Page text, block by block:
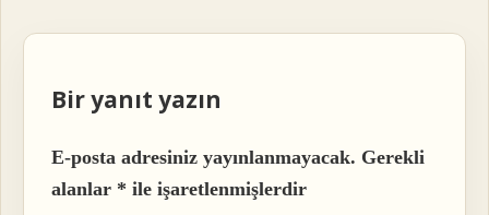
Bir yanıt yazın
E-posta adresiniz yayınlanmayacak. Gerekli
alanlar * ile işaretlenmişlerdir